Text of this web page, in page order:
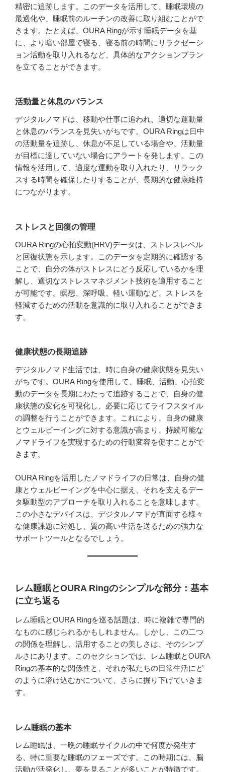
精密に追跡します。このデータを活用して、睡眠環境の
最適化や、睡眠前のルーチンの改善に取り組むことがで
きます。たとえば、OURA Ringが示す睡眠データを基
に、より暗い部屋で寝る、寝る前の時間にリラクゼーシ
ョン活動を取り入れるなど、具体的なアクションプラン
を立てることができます。
活動量と休息のバランス
デジタルノマドは、移動や仕事に追われ、適切な運動量
と休息のバランスを見失いがちです。OURA Ringは日中
の活動量を追跡し、休息が不足している場合や、活動量
が目標に達していない場合にアラートを発します。この
情報を活用して、適度な運動を取り入れたり、リラック
スする時間を確保したりすることが、長期的な健康維持
につながります。
ストレスと回復の管理
OURA Ringの心拍変動(HRV)データは、ストレスレベル
と回復状態を示します。このデータを定期的に確認する
ことで、自分の体がストレスにどう反応しているかを理
解し、適切なストレスマネジメント技術を適用すること
が可能です。瞑想、深呼吸、軽い運動など、ストレスを
軽減するための活動を意識的に取り入れることができま
す。
健康状態の長期追跡
デジタルノマド生活では、時に自身の健康状態を見失い
がちです。OURA Ringを使用して、睡眠、活動、心拍変
動のデータを長期にわたって追跡することで、自身の健
康状態の変化を可視化し、必要に応じてライフスタイル
の調整を行うことができます。これにより、自身の健康
とウェルビーイングに対する意識が高まり、持続可能な
ノマドライフを実現するための行動変容を促すことがで
きます。
OURA Ringを活用したノマドライフの日常は、自身の健
康とウェルビーイングを中心に据え、それを支えるデー
タ駆動型のアプローチを取り入れることを意味します。
この小さなデバイスは、デジタルノマドが直面する様々
な健康課題に対処し、質の高い生活を送るための強力な
サポートツールとなるでしょう。
レム睡眠とOURA Ringのシンプルな部分：基本
に立ち返る
レム睡眠とOURA Ringを巡る話題は、時に複雑で専門的
なものに感じられるかもしれません。しかし、この二つ
の関係を理解し、活用することの美しさは、そのシンプ
ルさにあります。このセクションでは、レム睡眠とOURA
Ringの基本的な関係性と、それが私たちの日常生活にど
のように溶け込むかについて、さらに掘り下げていきま
す。
レム睡眠の基本
レム睡眠は、一晩の睡眠サイクルの中で何度か発生す
る、特に重要な睡眠のフェーズです。この時期には、脳
活動が活発化し、夢を見ることが多いことが特徴です。